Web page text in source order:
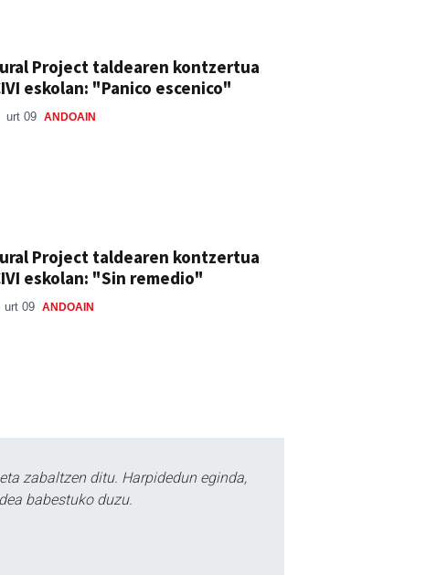
Project taldearen kontzertua
eskolan: "Panico escenico"
urt 09 ANDOAIN
Project taldearen kontzertua
eskolan: "Sin remedio"
urt 09 ANDOAIN
zabaltzen ditu. Harpidedun eginda,
babestuko duzu.